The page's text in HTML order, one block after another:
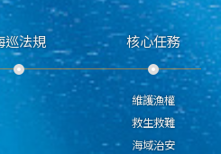
巡法規 核心任務
維護漁權
救生救難
海域治安